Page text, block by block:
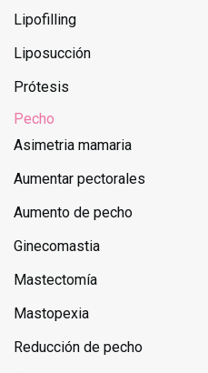
Lipofilling
Liposucción
Prótesis
Pecho
Asimetria mamaria
Aumentar pectorales
Aumento de pecho
Ginecomastia
Mastectomía
Mastopexia
Reducción de pecho